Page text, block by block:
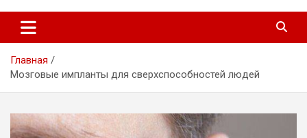
Главная
Мозговые импланты для сверхспособностей людей